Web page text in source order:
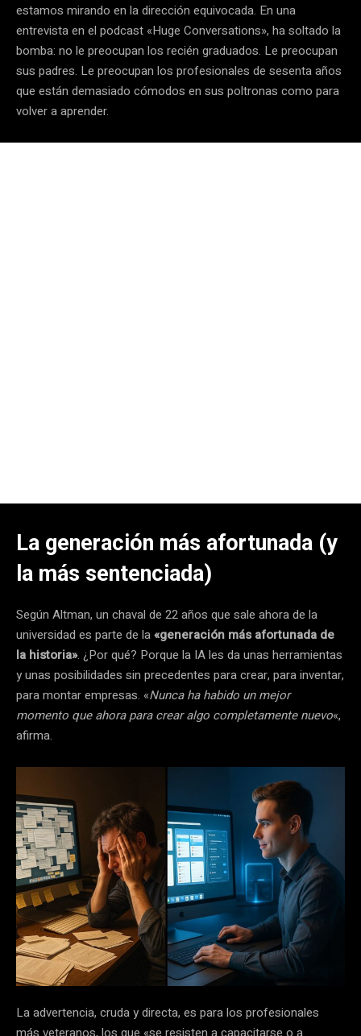
estamos mirando en la dirección equivocada. En una
entrevista en el podcast «Huge Conversations», ha soltado la
bomba: no le preocupan los recién graduados. Le preocupan
sus padres. Le preocupan los profesionales de sesenta años
que están demasiado cómodos en sus poltronas como para
volver a aprender.
La generación más afortunada (y
la más sentenciada)
Según Altman, un chaval de 22 años que sale ahora de la
universidad es parte de la«generación más afortunada de
la historia». ¿Por qué? Porque la IA les da unas herramientas
y unas posibilidades sin precedentes para crear, para inventar,
para montar empresas. «Nunca ha habido un mejor
momento que ahora para crear algo completamente nuevo«,
afirma.
La advertencia, cruda y directa, es para los profesionales